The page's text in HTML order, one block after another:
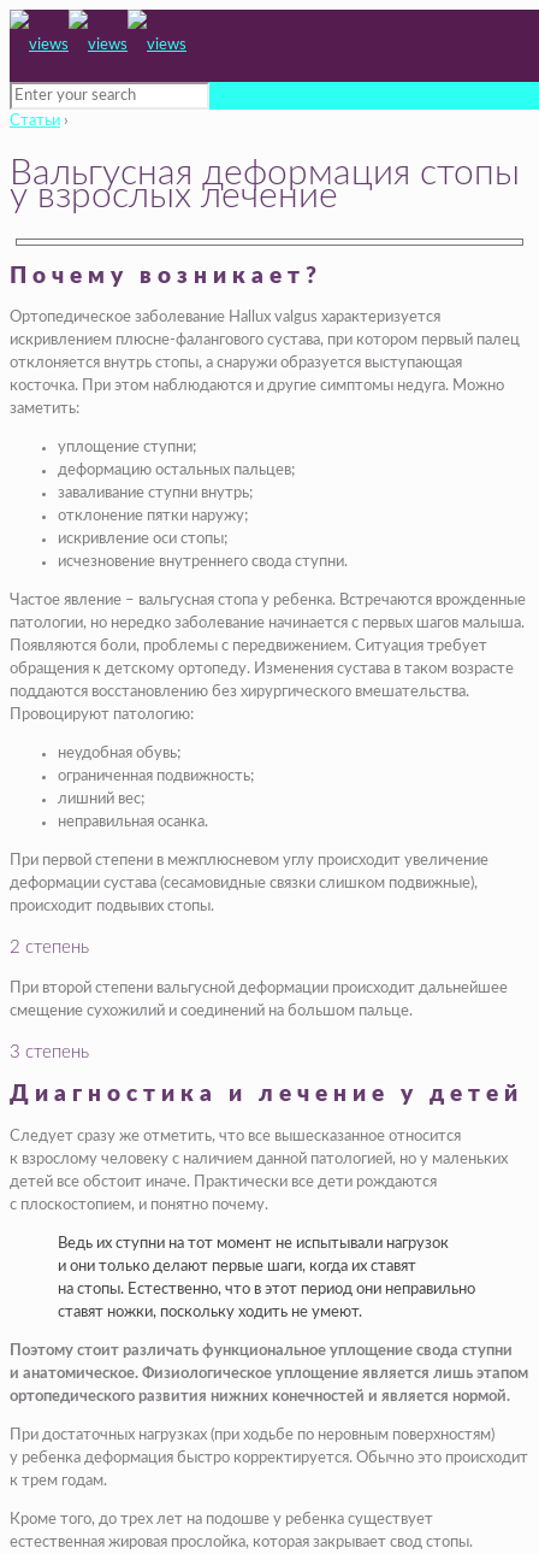
Статьи ›
Вальгусная деформация стопы
у взрослых лечение
Почему возникает?
Ортопедическое заболевание Hallux valgus характеризуется
искривлением плюсне-фалангового сустава, при котором первый палец
отклоняется внутрь стопы, а снаружи образуется выступающая
косточка. При этом наблюдаются и другие симптомы недуга. Можно
заметить:
уплощение ступни;
деформацию остальных пальцев;
заваливание ступни внутрь;
отклонение пятки наружу;
искривление оси стопы;
исчезновение внутреннего свода ступни.
Частое явление – вальгусная стопа у ребенка. Встречаются врожденные
патологии, но нередко заболевание начинается с первых шагов малыша.
Появляются боли, проблемы с передвижением. Ситуация требует
обращения к детскому ортопеду. Изменения сустава в таком возрасте
поддаются восстановлению без хирургического вмешательства.
Провоцируют патологию:
неудобная обувь;
ограниченная подвижность;
лишний вес;
неправильная осанка.
При первой степени в межплюсневом углу происходит увеличение
деформации сустава (сесамовидные связки слишком подвижные),
происходит подвывих стопы.
2 степень
При второй степени вальгусной деформации происходит дальнейшее
смещение сухожилий и соединений на большом пальце.
3 степень
Диагностика и лечение у детей
Следует сразу же отметить, что все вышесказанное относится
к взрослому человеку с наличием данной патологией, но у маленьких
детей все обстоит иначе. Практически все дети рождаются
с плоскостопием, и понятно почему.
Ведь их ступни на тот момент не испытывали нагрузок
и они только делают первые шаги, когда их ставят
на стопы. Естественно, что в этот период они неправильно
ставят ножки, поскольку ходить не умеют.
Поэтому стоит различать функциональное уплощение свода ступни
и анатомическое. Физиологическое уплощение является лишь этапом
ортопедического развития нижних конечностей и является нормой.
При достаточных нагрузках (при ходьбе по неровным поверхностям)
у ребенка деформация быстро корректируется. Обычно это происходит
к трем годам.
Кроме того, до трех лет на подошве у ребенка существует
естественная жировая прослойка, которая закрывает свод стопы.